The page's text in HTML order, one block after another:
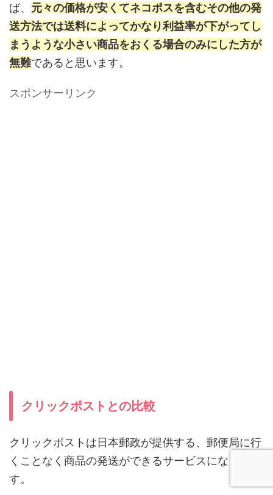
ば、 元々の価格が安くてネコポスを含むその他の発
送方法では送料によってかなり利益率が下がってし
まうような小さい商品をおくる場合のみにした方が
無難であると思います。
スポンサーリンク
クリックポストとの比較
クリックポストは日本郵政が提供する、郵便局に行
くことなく商品の発送ができるサービスになりま
す。